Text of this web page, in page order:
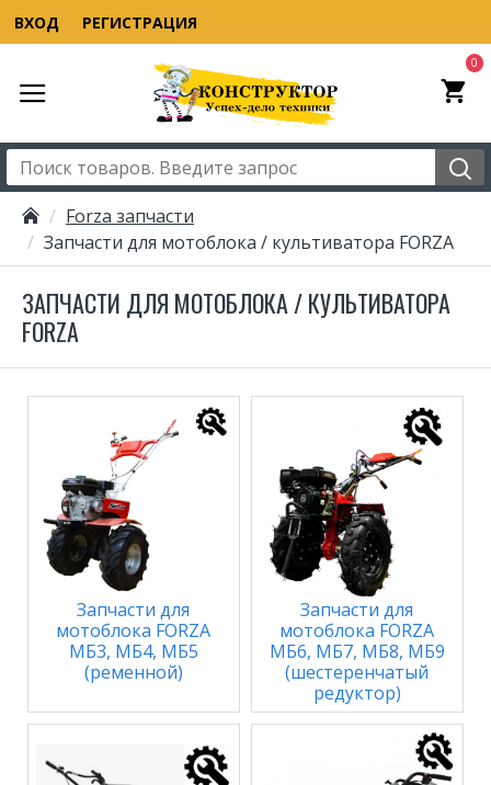
ВХОД РЕГИСТРАЦИЯ
0
Forza запчасти
Запчасти для мотоблока / культиватора FORZA
ЗАПЧАСТИ ДЛЯ МОТОБЛОКА / КУЛЬТИВАТОРА
FORZA
Запчасти для
мотоблока FORZA
МБ3, МБ4, МБ5
(ременной)
Запчасти для
мотоблока FORZA
МБ6, МБ7, МБ8, МБ9
(шестеренчатый
редуктор)